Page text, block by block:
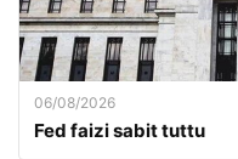
06/08/2026
Fed faizi sabit tuttu